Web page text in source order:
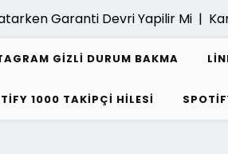
Garanti Devri Yapilir Mi |Kanun
GIZLI DURUM BAKMA
1000 TAKIPÇI HILESI